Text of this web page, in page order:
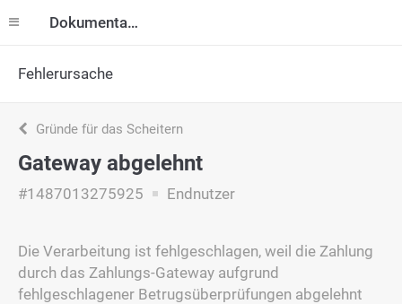
Dokumentation
Fehlerursache
Gründe für das Scheitern
Gateway abgelehnt
#1487013275925 Endnutzer
Die Verarbeitung ist fehlgeschlagen, weil die Zahlung
durch das Zahlungs-Gateway aufgrund
fehlgeschlagener Betrugsüberprüfungen abgelehnt